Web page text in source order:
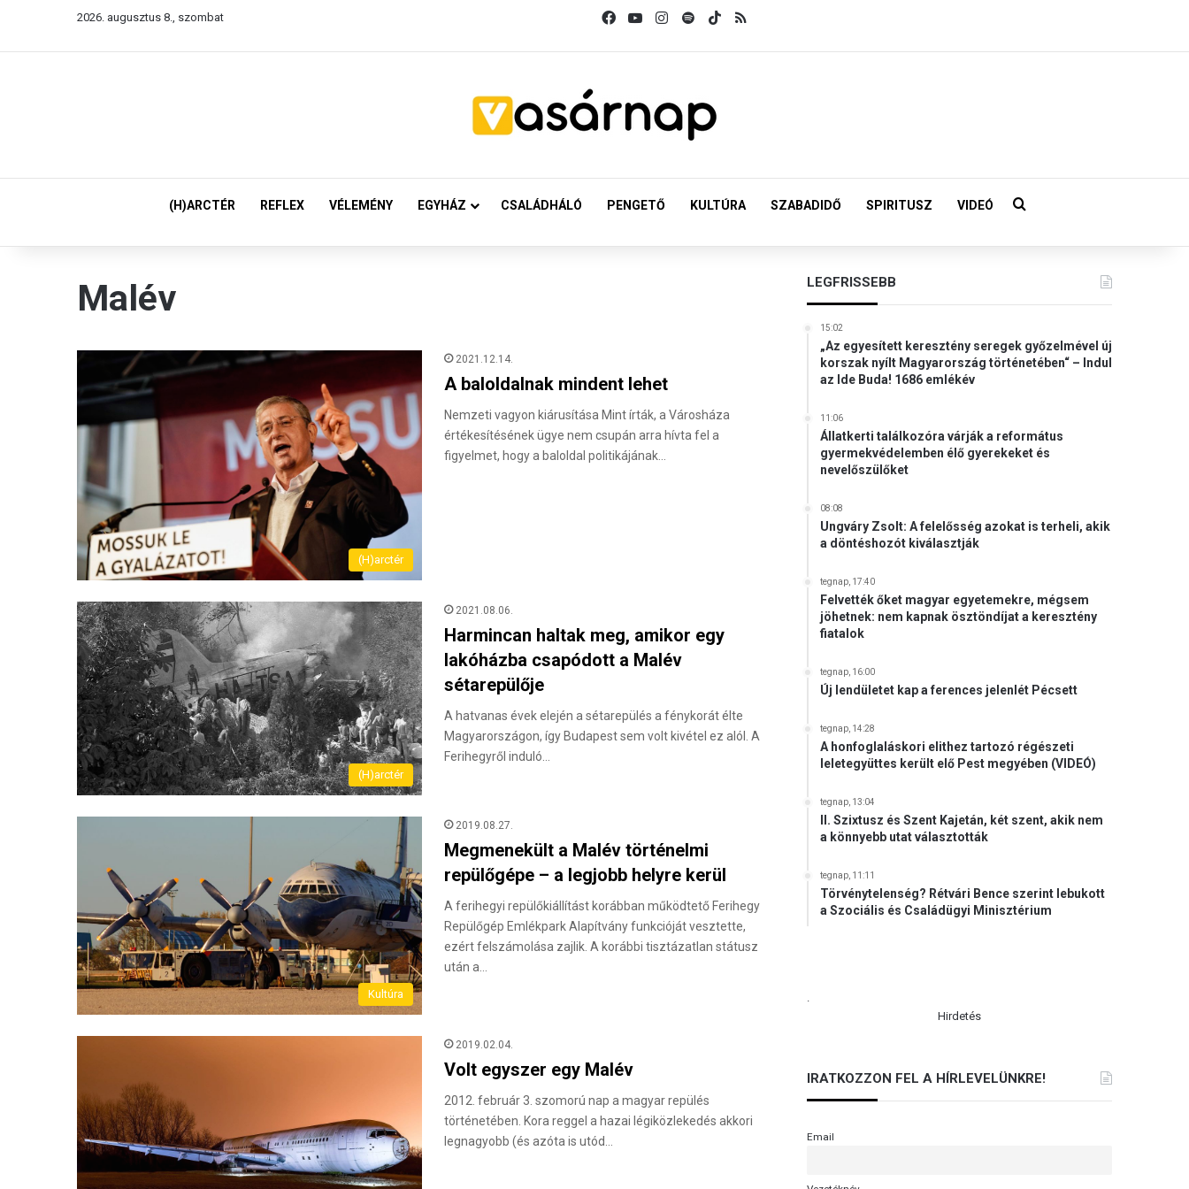
2026. augusztus 8., szombat FacebookYouTubeInstagram
SpotifyTikTok
(H)ARCTÉR REFLEX VÉLEMÉNY EGYHÁZ CSALÁDHÁLÓ PENGETŐ KULTÚRA SZABADIDŐ SPIRITUSZ VIDEÓ Keresés:
Malév
(H)arctér
2021.12.14.
A baloldalnak mindent lehet
Nemzeti vagyon kiárusítása Mint írták, a Városháza
értékesítésének ügye nem csupán arra hívta fel a
figyelmet, hogy a baloldal politikájának…
(H)arctér
2021.08.06.
Harmincan haltak meg, amikor egy
lakóházba csapódott a Malév
sétarepülője
A hatvanas évek elején a sétarepülés a fénykorát élte
Magyarországon, így Budapest sem volt kivétel ez alól. A
Ferihegyről induló…
Kultúra
2019.08.27.
Megmenekült a Malév történelmi
repülőgépe – a legjobb helyre kerül
A ferihegyi repülőkiállítást korábban működtető Ferihegy
Repülőgép Emlékpark Alapítvány funkcióját vesztette,
ezért felszámolása zajlik. A korábbi tisztázatlan státusz
után a…
2019.02.04.
Volt egyszer egy Malév
2012. február 3. szomorú nap a magyar repülés
történetében. Kora reggel a hazai légiközlekedés akkori
legnagyobb (és azóta is utód…
LEGFRISSEBB
15:02
„Az egyesített keresztény seregek győzelmével új
korszak nyílt Magyarország történetében“ – Indul
az Ide Buda! 1686 emlékév
11:06
Állatkerti találkozóra várják a református
gyermekvédelemben élő gyerekeket és
nevelőszülőket
08:08
Ungváry Zsolt: A felelősség azokat is terheli, akik
a döntéshozót kiválasztják
tegnap, 17:40
Felvették őket magyar egyetemekre, mégsem
jöhetnek: nem kapnak ösztöndíjat a keresztény
fiatalok
tegnap, 16:00
Új lendületet kap a ferences jelenlét Pécsett
tegnap, 14:28
A honfoglaláskori elithez tartozó régészeti
leletegyüttes került elő Pest megyében (VIDEÓ)
tegnap, 13:04
II. Szixtusz és Szent Kajetán, két szent, akik nem
a könnyebb utat választották
tegnap, 11:11
Törvénytelenség? Rétvári Bence szerint lebukott
a Szociális és Családügyi Minisztérium
.
Hirdetés
IRATKOZZON FEL A HÍRLEVELÜNKRE!
Email